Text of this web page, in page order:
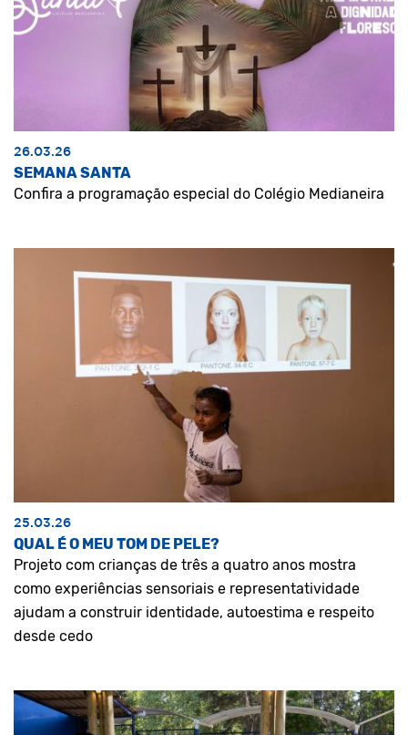
26.03.26
SEMANA SANTA
Confira a programação especial do Colégio Medianeira
25.03.26
QUAL É O MEU TOM DE PELE?
Projeto com crianças de três a quatro anos mostra
como experiências sensoriais e representatividade
ajudam a construir identidade, autoestima e respeito
desde cedo